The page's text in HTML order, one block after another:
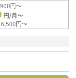
円～
円/月～
円～